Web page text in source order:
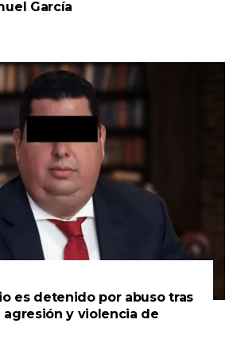
García
es detenido por abuso tras
y violencia de